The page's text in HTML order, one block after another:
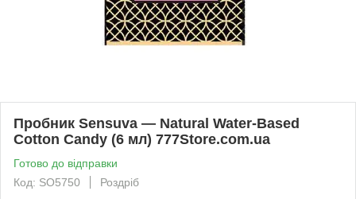
Пробник Sensuva — Natural Water-Based
Cotton Candy (6 мл) 777Store.com.ua
Готово до відправки
Код: SO5750
Роздріб